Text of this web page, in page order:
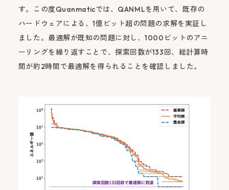
す。この度Quanmaticでは、QANMLを用いて、既存の
ハードウェアによる、1億ビット超の問題の求解を実証し
ました。最適解が既知の問題に対し、1000ビットのアニ
ーリングを繰り返すことで、探索回数が133回、総計算時
間が約2時間で最適解を得られることを確認しました。